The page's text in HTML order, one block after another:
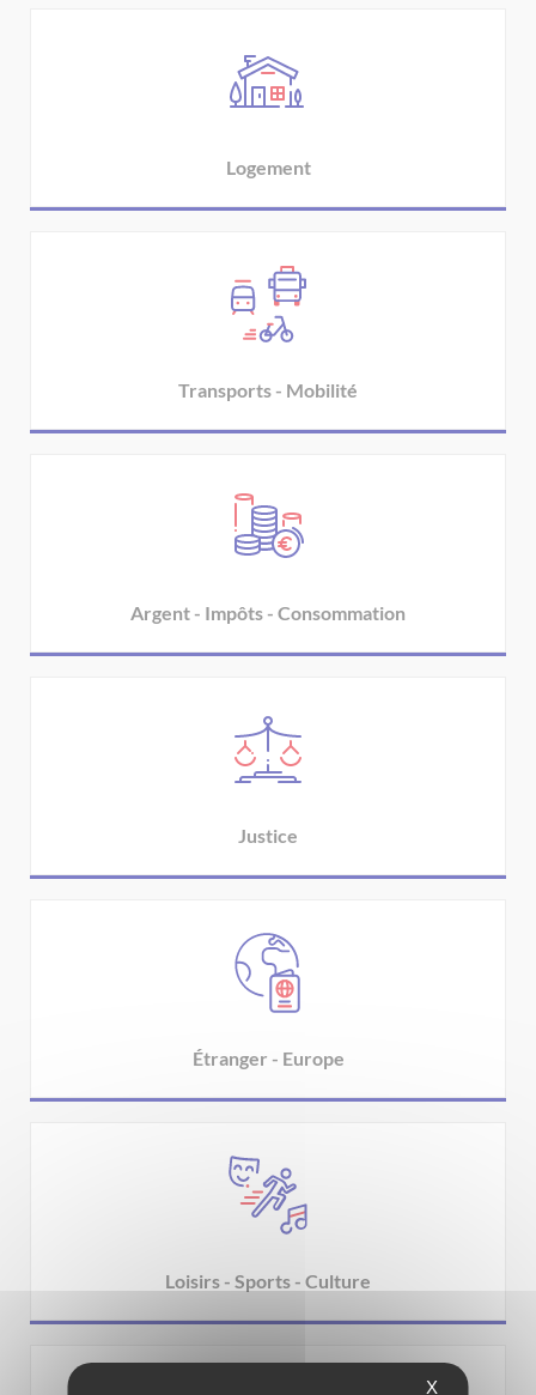
Logement
Transports - Mobilité
Argent - Impôts - Consommation
Justice
Étranger - Europe
Loisirs - Sports - Culture
X